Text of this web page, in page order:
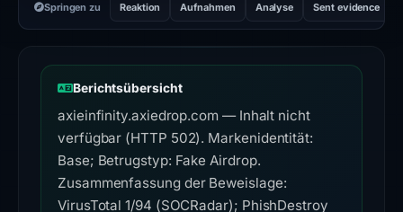
Springen zu Reaktion Aufnahmen Analyse Sent evidence
Berichtsübersicht
axieinfinity.axiedrop.com — Inhalt nicht
verfügbar (HTTP 502). Markenidentität:
Base; Betrugstyp: Fake Airdrop.
Zusammenfassung der Beweislage:
VirusTotal 1/94 (SOCRadar); PhishDestroy